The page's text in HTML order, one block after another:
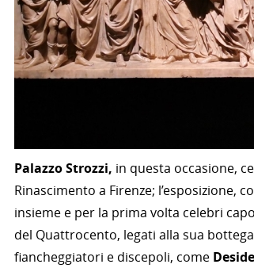
Palazzo Strozzi, in questa occasione,
Rinascimento a Firenze; l’esposizione,
insieme e per la prima volta celebri
del Quattrocento, legati alla sua
fiancheggiatori e discepoli, come